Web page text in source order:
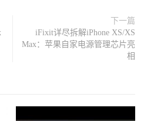
下一篇
iFixit详尽拆解iPhone XS/XS
Max：苹果自家电源管理芯片亮
相